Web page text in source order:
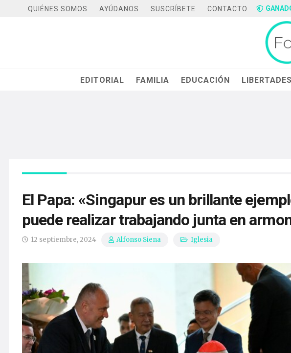
QUIÉNES SOMOS AYÚDANOS SUSCRÍBETE CONTACTO
EDITORIAL FAMILIA EDUCACIÓN LIBERTADES
El Papa: «Singapur es un brillante
puede realizar trabajando junta en
12 septiembre, 2024 Alfonso Siena Iglesia